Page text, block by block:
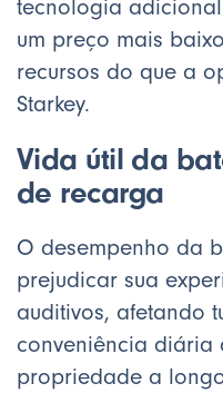
tecnologia
um preço mais
recursos do que a
Starkey.
Vida útil da
de recarga
O desempenho da
prejudicar sua
auditivos, afetando
conveniência diária
propriedade a